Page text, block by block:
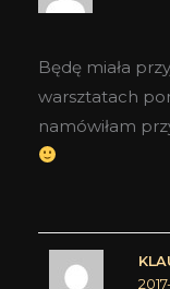
Będę miała
warsztatach
namówiłam